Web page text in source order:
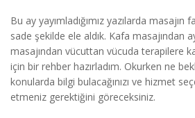
Bu ay yayımladığımız yazılarda masajın
sade şekilde ele aldık. Kafa masajından
masajından vücuttan vücuda terapilere
için bir rehber hazırladım. Okurken ne
konularda bilgi bulacağınızı ve hizmet
etmeniz gerektiğini göreceksiniz.